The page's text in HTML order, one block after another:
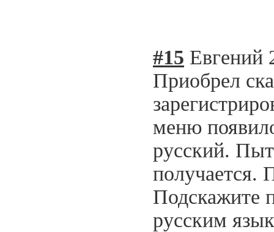
#15 Евгений
Приобрел
меню
русский.
получается.
Подскажите
русским